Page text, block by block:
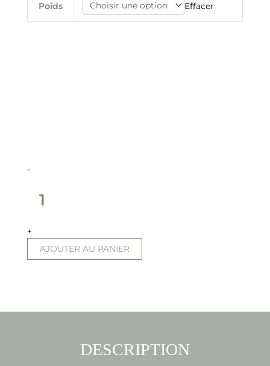
Poids Effacer
-
de
Pépites
+
AJOUTER AU PANIER
DESCRIPTION